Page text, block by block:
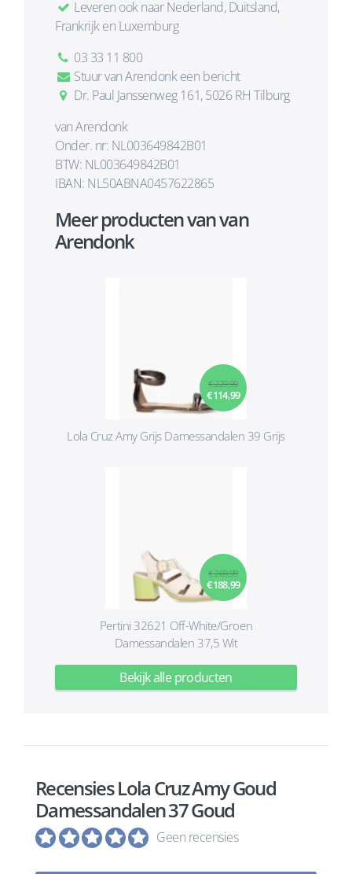
Leveren ook naar Nederland, Duitsland,
Frankrijk en Luxemburg
03 33 11 800
Stuur van Arendonk een bericht
Dr. Paul Janssenweg 161, 5026 RH Tilburg
van Arendonk
Onder. nr: NL003649842B01
BTW: NL003649842B01
IBAN: NL50ABNA0457622865
Meer producten van van
Arendonk
€ 229,99
€ 114,99
Lola Cruz Amy Grijs Damessandalen 39 Grijs
€ 269,99
€ 188,99
Pertini 32621 Off-White/Groen
Damessandalen 37,5 Wit
Bekijk alle producten
Recensies Lola Cruz Amy Goud
Damessandalen 37 Goud
Geen recensies